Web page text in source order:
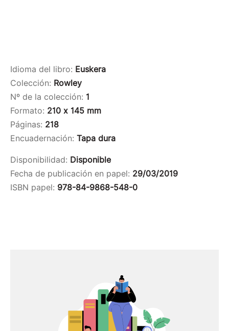
Idioma del libro: Euskera
Colección: Rowley
Nº de la colección: 1
Formato: 210 x 145 mm
Páginas: 218
Encuadernación: Tapa dura
Disponibilidad: Disponible
Fecha de publicación en papel: 29/03/2019
ISBN papel: 978-84-9868-548-0